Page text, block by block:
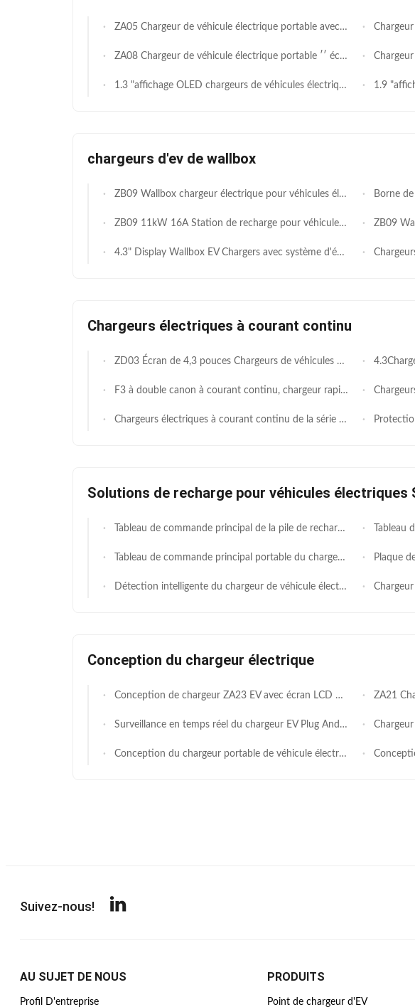
ZA05 Chargeur de véhicule électrique portable avec contrôle de température intelligent, écran OLED de 1,3 pouces et courant réglable à 4 niveaux pour véhicules électriques Chargeur de véhicule
ZA08 Chargeur de véhicule électrique portable ′′ écran OLED de 1,3 pouce, plateforme d'exploitation et de gestion à distance intégrée Chargeur
1.3 "affichage OLED chargeurs de véhicules électriques portables ZA08 avec plateforme d'exploitation et de gestion à distance 1.9 "affichage
chargeurs d'ev de wallbox
ZB09 Wallbox chargeur électrique pour véhicules électriques6, 7 ‰ 11 kW, 250 ‰ 480 VAC Borne de
ZB09 11kW 16A Station de recharge pour véhicules électriques avec détection multi-intelligente ZB09 Wallbox
4.3" Display Wallbox EV Chargers avec système d'équilibrage de charge OCPP 1.6 Protocole ZB04 Chargeurs
Chargeurs électriques à courant continu
ZD03 Écran de 4,3 pouces Chargeurs de véhicules électriques à courant continu en temps réel Surveillance de la tension et du courant IP54 4.3Chargeur à
F3 à double canon à courant continu, chargeur rapide, refroidissement par air intelligent 1000V pour véhicules électriques Chargeurs
Chargeurs électriques à courant continu de la série ZPS montés sur le mur / la colonne avec un grand écran de 10,1 pouces Protection contre les
Solutions de recharge pour véhicules électriques
Tableau de commande principal de la pile de recharge à courant alternatif standard GB monté sur le mur, avec une puissance de sortie de 7 kW, un courant de sortie de 32 A et plusieurs fonctions de détection et de protection intelligentes. Tableau de commande principal du
Tableau de commande principal portable du chargeur à courant alternatif à trois phases européen standard intelligent avec courant de sortie 16A/32A, prise en charge / charge programmée et compteur d'énergie intelligent. Plaque de commande principale de
Détection intelligente du chargeur de véhicule électrique PCBA Détection CP du protocole OCPP Chargeur de
Conception du chargeur électrique
Conception de chargeur ZA23 EV avec écran LCD 1,9" plate-forme O&M à distance 16A 32A 40A ZA21
Surveillance en temps réel du chargeur EV Plug And Charge ZB19 avec système d'équilibrage de charge Chargeur portatif
Conception du chargeur portable de véhicule électrique ZA13 16A 32A avec écran OLED de 1,3 " Conception du
Suivez-nous!
AU SUJET DE NOUS
Profil D'entreprise
PRODUITS
Point de chargeur d'EV